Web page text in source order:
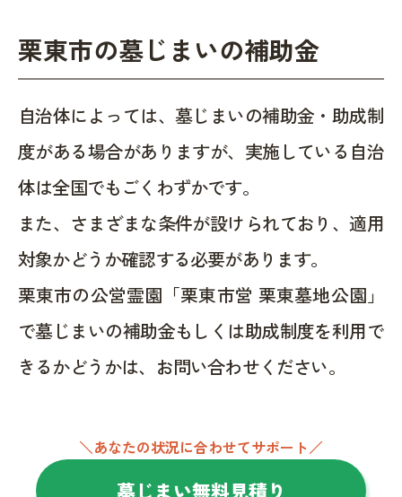
栗東市の墓じまいの補助金
自治体によっては、墓じまいの補助金・助成制
度がある場合がありますが、実施している自治
体は全国でもごくわずかです。
また、さまざまな条件が設けられており、適用
対象かどうか確認する必要があります。
栗東市の公営霊園「栗東市営 栗東墓地公園」
で墓じまいの補助金もしくは助成制度を利用で
きるかどうかは、お問い合わせください。
＼あなたの状況に合わせてサポート／
墓じまい無料見積り